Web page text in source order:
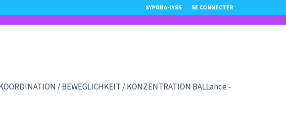
SYPOBA-LYSS SE CONNECTER
/ BEWEGLICHKEIT / KONZENTRATION BALLance -